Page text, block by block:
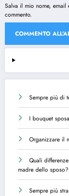
Salva il mio nome,
commento.
Sempre più di
I bouquet
Organizzare il
Quali
madre dello sposo?
Sempre più